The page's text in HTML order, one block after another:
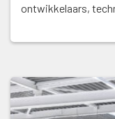
ontwikkelaars,